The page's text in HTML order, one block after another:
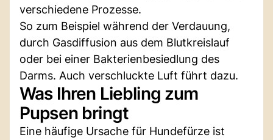
verschiedene Prozesse.
So zum Beispiel während der Verdauung,
durch Gasdiffusion aus dem Blutkreislauf
oder bei einer Bakterienbesiedlung des
Darms. Auch verschluckte Luft führt dazu.
Was Ihren Liebling zum
Pupsen bringt
Eine häufige Ursache für Hundefürze ist